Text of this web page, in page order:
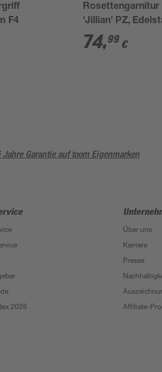
F4
Rosettengarnitur
'Jillian' PZ,
satiniert, links
74,99 €
Jahre Garantie auf toom Eigenmarken
2026
Über uns
Karriere
Presse
Affiliate-